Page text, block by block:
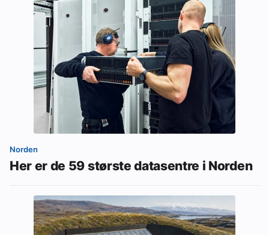
Norden
Her er de 59 største datasentre i Norden